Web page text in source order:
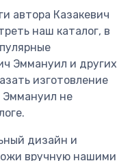
автора Казакевич
наш каталог, в
Эммануил и других
изготовление
Эммануил не
дизайн и
вручную нашими